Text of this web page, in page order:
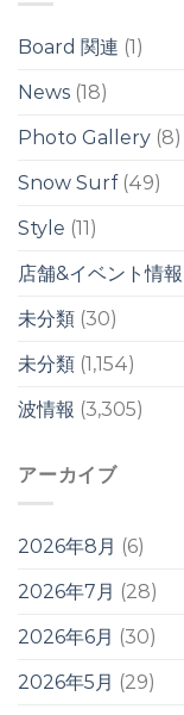
は
は
リ
/
風
ウ
ル
Board 関連 (1)
News (18)
Photo Gallery (8)
Snow Surf(49)
Style (11)
店舗&イベント情報
未分類 (30)
未分類 (1,154)
波情報 (3,305)
アーカイブ
2026年8月 (6)
2026年7月 (28)
2026年6月 (30)
2026年5月 (29)